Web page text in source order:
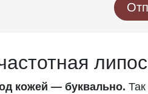
кожей — буквально.